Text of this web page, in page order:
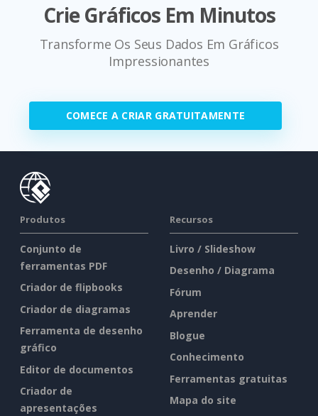
Crie Gráficos Em Minutos
Transforme Os Seus Dados Em Gráficos
Impressionantes
COMECE A CRIAR GRATUITAMENTE
Produtos
Conjunto de
ferramentas PDF
Criador de flipbooks
Criador de diagramas
Ferramenta de desenho
gráfico
Editor de documentos
Criador de
apresentações
Recursos
Livro / Slideshow
Desenho / Diagrama
Fórum
Aprender
Blogue
Conhecimento
Ferramentas gratuitas
Mapa do site